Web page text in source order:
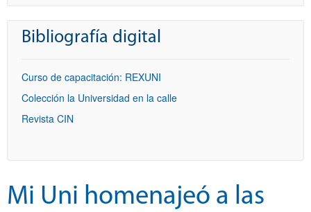
Bibliografía digital
Curso de capacitación: REXUNI
Colección la Universidad en la calle
Revista CIN
Mi Uni homenajeó a las